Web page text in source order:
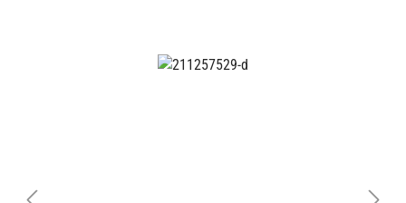
Ignorer la galerie d'images